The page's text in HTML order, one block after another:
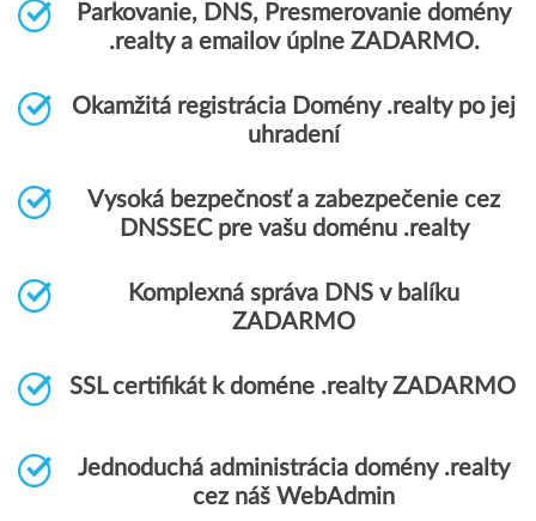
Parkovanie, DNS, Presmerovanie domény
.realty a emailov úplne ZADARMO.
Okamžitá registrácia Domény .realty po jej
uhradení
Vysoká bezpečnosť a zabezpečenie cez
DNSSEC pre vašu doménu .realty
Komplexná správa DNS v balíku
ZADARMO
SSL certifikát k doméne .realty ZADARMO
Jednoduchá administrácia domény .realty
cez náš WebAdmin